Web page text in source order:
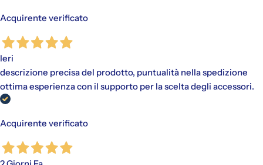
acquisti idonei (da €30,00 a €2.000,00).
Al momento dell'acquisto, viene effettuato un pagamento
iniziale a cui fanno seguito rate mensili. Il valore include
Acquirente verificato
Ieri
descrizione precisa del prodotto, puntualità nella spedizione
ottima esperienza con il supporto per la scelta degli accessori.
Acquirente verificato